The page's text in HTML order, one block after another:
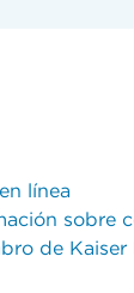
línea
sobre
de Kaiser